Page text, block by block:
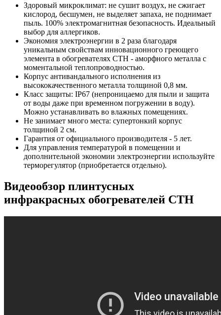
Здоровый микроклимат: не сушит воздух, не сжигает
кислород, бесшумен, не выделяет запаха, не поднимает
пыль. 100% электромагнитная безопасность. Идеальный
выбор для аллергиков.
Экономия электроэнергии в 2 раза благодаря
уникальным свойствам инновационного греющего
элемента в обогревателях СТН - аморфного металла с
моментальной теплопроводностью.
Корпус антивандального исполнения из
высококачественного металла толщиной 0,8 мм.
Класс защиты: IP67 (непроницаемо для пыли и защита
от воды даже при временном погружении в воду).
Можно устанавливать во влажных помещениях.
Не занимает много места: супертонкий корпус
толщиной 2 см.
Гарантия от официального производителя - 5 лет.
Для управления температурой в помещении и
дополнительной экономии электроэнергии используйте
терморегулятор (приобретается отдельно).
Видеообзор плинтусных
инфракрасных обогревателей СТН